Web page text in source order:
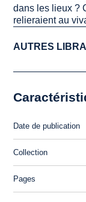
dans les lieux ?
relieraient au
AUTRES
Date de publication
Collection
Pages